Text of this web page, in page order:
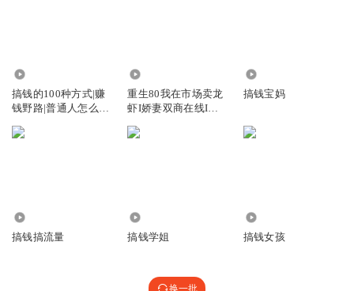
家里条件不好，妈妈胆囊炎开刀。为了省钱，没有给医生包
红包，结果医生没有经过家属的同意，把妈妈的整个胆囊都
给切掉了。美其名是为了我妈好，殊不知，胆是人体非常重
的人需要帮助的时候却丝毫没有能伸出援手，我下定决心一
搞钱的100种方式|赚
钱野路|普通人怎么搞
重生80我在市场卖龙
虾I娇妻双商在线I搞
搞钱宝妈
搞钱搞流量 搞钱学姐 搞钱女孩
换一批